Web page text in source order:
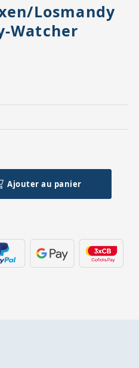
Losmandy
Watcher
Ajouter au panier